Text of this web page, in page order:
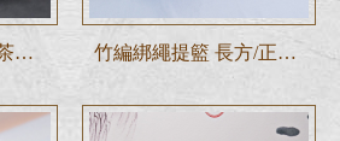
圓形不鏽鋼茶漏 泡茶用 過濾網 竹編綁繩提籃 長方/正方 編織收納籃